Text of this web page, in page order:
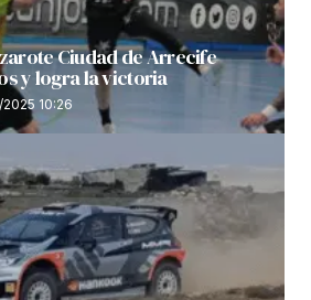
Ciudad de Arrecife
y logra la victoria
2025 10:26